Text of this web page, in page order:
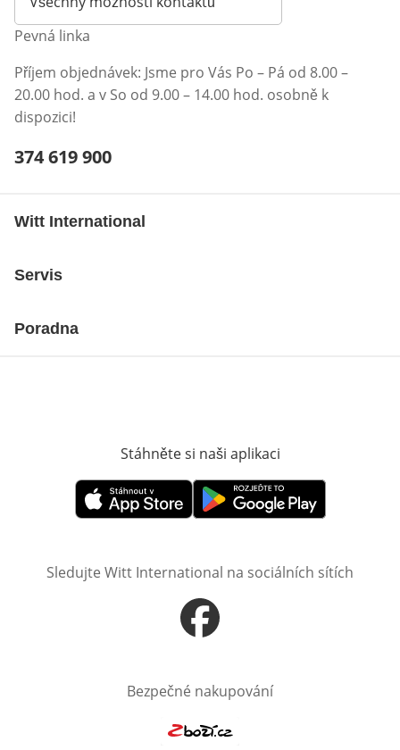
Pevná linka
Příjem objednávek: Jsme pro Vás Po – Pá od 8.00 –
20.00 hod. a v So od 9.00 – 14.00 hod. osobně k
dispozici!
Telefonní číslo:
374 619 900
Witt International
Servis
Poradna
Stáhněte si naši aplikaci
Otevře v novém okněOtevře v novém okně
Sledujte Witt International na sociálních sítích
Otevře v novém okně
Bezpečné nakupování